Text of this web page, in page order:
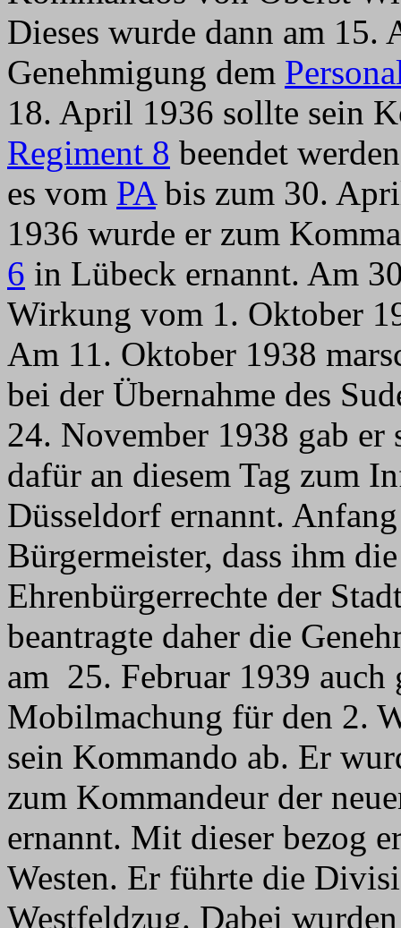
Dieses wurde dann am
Genehmigung dem
18. April 1936 sollte sein
Regiment 8 beendet
es vom PAbis zum 30.
1936 wurde er zum
6 in Lübeck ernannt. Am
Wirkung vom 1. Oktober
Am 11. Oktober 1938
bei der Übernahme des
24. November 1938 gab
dafür an diesem Tag zum
Düsseldorf ernannt.
Bürgermeister, dass ihm
Ehrenbürgerrechte der
beantragte daher die
am 25. Februar 1939
Mobilmachung für den 2.
sein Kommando ab. Er
zum Kommandeur der
ernannt. Mit dieser bezog
Westen. Er führte die
Westfeldzug. Dabei